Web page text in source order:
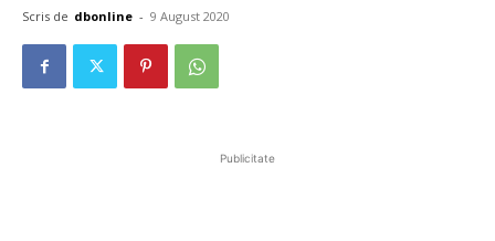
Scris de dbonline - 9 August 2020
Publicitate